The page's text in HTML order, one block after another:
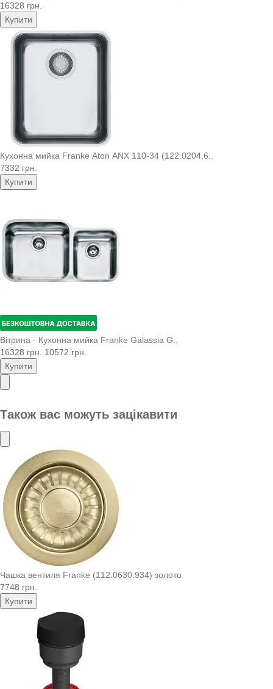
16328 грн.
Купити
Кухонна мийка Franke Aton ANX 110-34 (122.0204.6..
7332 грн.
Купити
Вітрина - Кухонна мийка Franke Galassia G..
16328 грн. 10572 грн.
Купити
Також вас можуть зацікавити
Чашка вентиля Franke (112.0630.934) золото
7748 грн.
Купити